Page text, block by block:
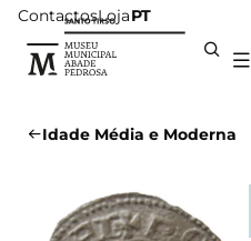
ContactosLojaPT
Idade Média e Moderna